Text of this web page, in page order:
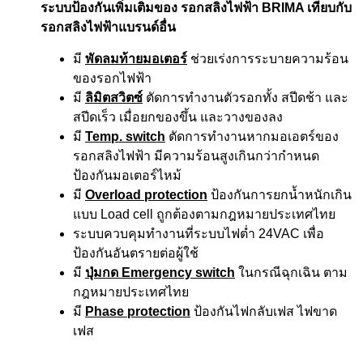
ระบบป้องกันเพิ่มเติมของ รอกสลิงไฟฟ้า BRIMA เทียบกับ
รอกสลิงไฟฟ้าแบรนด์อื่น
มี พัดลมท้ายมอเตอร์ ช่วยเร่งการระบายความร้อน
ของรอกไฟฟ้า
มี ลิมิตสวิตซ์ ตัดการทำงานตัวรอกทั้ง สปีดช้า และ
สปีดเร็ว เมื่อยกของขึ้น และวางของลง
มี Temp. switch ตัดการทำงานหากมอเอตร์ของ
รอกสลิงไฟฟ้า มีความร้อนสูงเกินกว่ากำหนด
ป้องกันมอเตอร์ไหม้
มี Overload protection ป้องกันการยกน้ำหนักเกิน
แบบ Load cell ถูกต้องตามกฎหมายประเทศไทย
ระบบควบคุมทำงานที่ระบบไฟต่ำ 24VAC เพื่อ
ป้องกันอันตรายต่อผู้ใช้
มี ปุ่มกด Emergency switch ในกรณีฉุกเฉิน ตาม
กฎหมายประเทศไทย
มี Phase protection ป้องกันไฟกลับเฟส ไฟขาด
เฟส